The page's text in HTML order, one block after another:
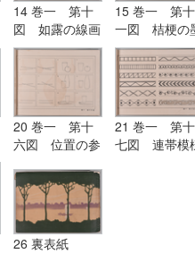
14 巻一 第十
図 如露の線画
と平塗画
15 巻一 第十
一図 桔梗の
画
20 巻一 第十
六図 位置の参
21 巻一 第十
七図 連帯模
26 裏表紙